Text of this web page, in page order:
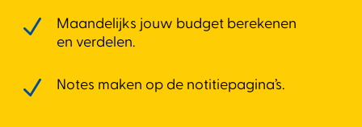
N
Maandelijks jouw budget berekenen
en verdelen.
N Notes maken op de notitiepagina’s.